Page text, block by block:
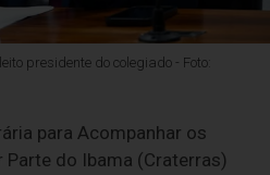
presidente do colegiado - Foto:
para Acompanhar os
Parte do Ibama (Craterras)